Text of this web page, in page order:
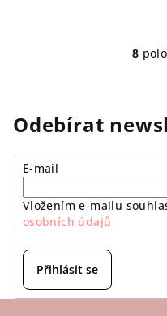
8
Odebírat
E-mail
Vložením e-mailu
osobních údajů
Přihlásit se